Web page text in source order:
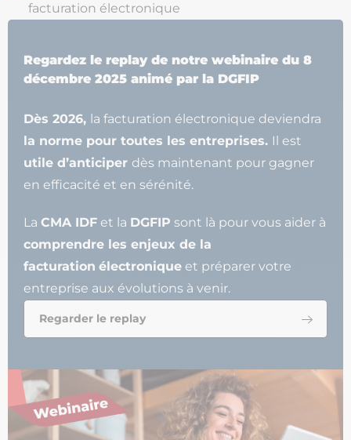
facturation électronique
Regardez le replay de notre webinaire du 8
décembre 2025 animé par la DGFIP
Dès 2026, la facturation électronique deviendra
la norme pour toutes les entreprises. Il est
utile d’anticiper dès maintenant pour gagner
en efficacité et en sérénité.
La CMA IDF et la DGFIP sont là pour vous aider à
comprendre les enjeux de la
facturation électronique et préparer votre
entreprise aux évolutions à venir.
Regarder le replay